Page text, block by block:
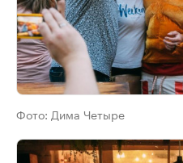
Фото: Дима Четыре